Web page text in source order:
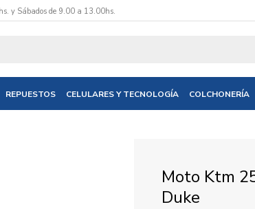
REPUESTOS CELULARES Y TECNOLOGÍA COLCHONERÍA
y Sábados de 9.00 a 13.00hs.
Moto Ktm
Duke
cuando tengamos stock disponible.